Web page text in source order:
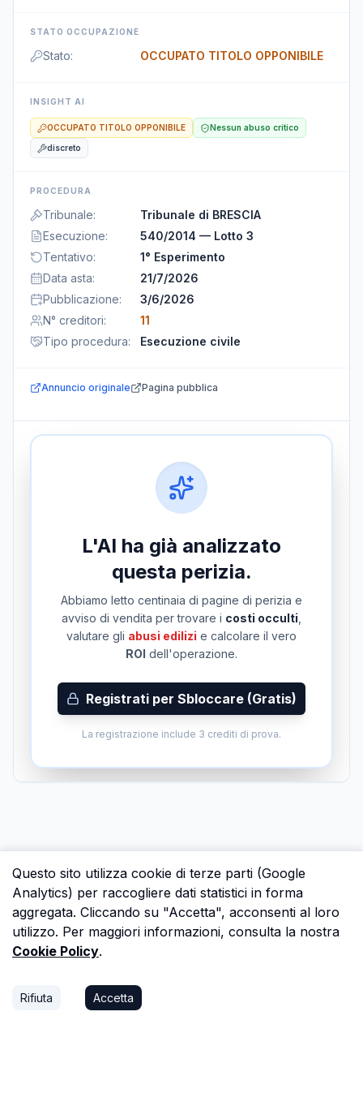
STATO OCCUPAZIONE
Stato: OCCUPATO TITOLO OPPONIBILE
INSIGHT AI
OCCUPATO TITOLO OPPONIBILE Nessun abuso critico
discreto
PROCEDURA
Tribunale:
Tribunale di BRESCIA
Esecuzione:
540/2014 — Lotto 3
Tentativo:
1° Esperimento
Data asta:
21/7/2026
Pubblicazione:
3/6/2026
N° creditori:
11
Tipo procedura: Esecuzione civile
Annuncio originale Pagina pubblica
L'AI ha già analizzato
questa perizia.
Abbiamo letto centinaia di pagine di perizia e
avviso di vendita per trovare i costi occulti
valutare gli abusi edilizi e calcolare il vero
ROI dell'operazione.
Registrati per Sbloccare (Gratis)
La registrazione include 3 crediti di prova.
Questo sito utilizza cookie di terze parti (Google
Analytics) per raccogliere dati statistici in forma
aggregata. Cliccando su "Accetta", acconsenti al loro
utilizzo. Per maggiori informazioni, consulta la nostra
Cookie Policy.
Rifiuta Accetta